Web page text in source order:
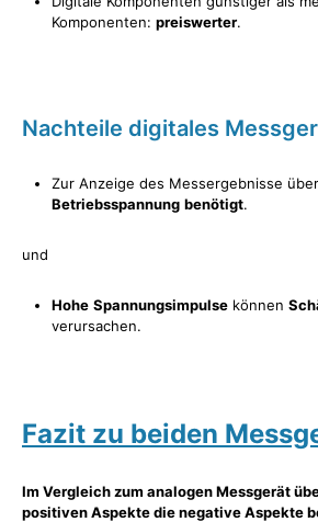
Komponenten: preiswerter.
Nachteile digitales
Zur Anzeige des Messergebnisse
Betriebsspannung benötigt.
und
Hohe Spannungsimpulse können
verursachen.
Fazit zu beiden
Im Vergleich zum analogen Messgerät
positiven Aspekte die negative Aspekte